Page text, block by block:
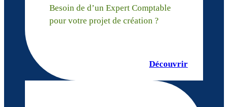
Besoin de d’un Expert Comptable
pour votre projet de création ?
Découvrir